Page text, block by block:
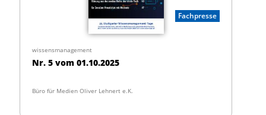
Fachpresse
wissensmanagement
Nr. 5 vom 01.10.2025
Büro für Medien Oliver Lehnert e.K.